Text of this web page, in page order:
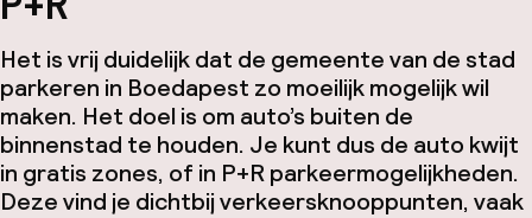
Het is vrij duidelijk dat de gemeente van de stad
parkeren in Boedapest zo moeilijk mogelijk wil
maken. Het doel is om auto’s buiten de
binnenstad te houden. Je kunt dus de auto kwijt
in gratis zones, of in P+R parkeermogelijkheden.
Deze vind je dichtbij verkeersknooppunten, vaak